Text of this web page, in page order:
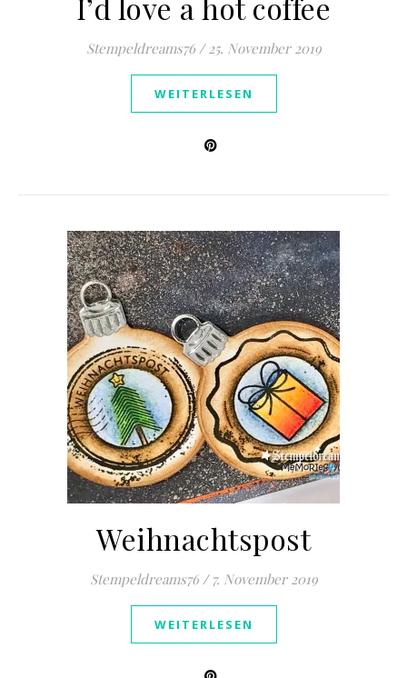
Stempeldreams76 / 25. November 2019
WEITERLESEN
Weihnachtspost
Stempeldreams76 / 7. November 2019
WEITERLESEN